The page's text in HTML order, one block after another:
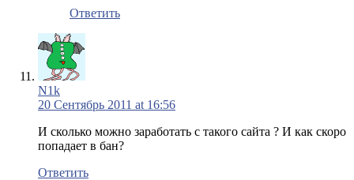
Ответить
N1k
20 Сентябрь 2011 at 16:56
И сколько можно заработать с такого сайта ? И как скоро
попадает в бан?
Ответить